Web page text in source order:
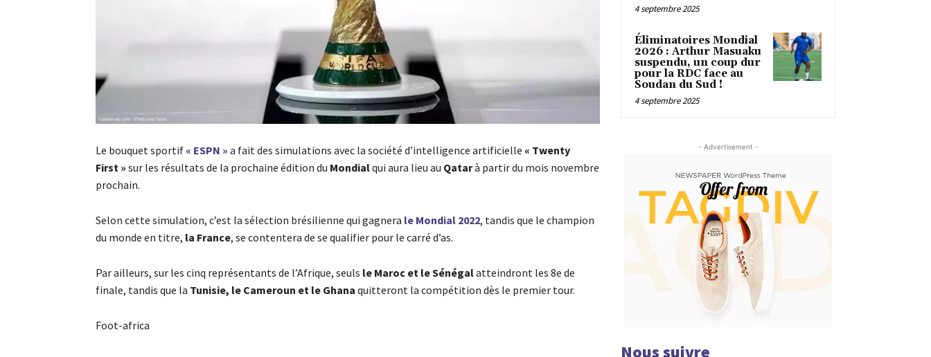
Le bouquet sportif « ESPN » a fait des simulations avec la société d’intelligence artificielle « Twenty
First » sur les résultats de la prochaine édition du Mondialqui aura lieu au Qatarà partir du mois novembre
prochain.
Selon cette simulation, c’est la sélection brésilienne qui gagnera le Mondial 2022, tandis que le champion
du monde en titre, la France, se contentera de se qualifier pour le carré d’as.
Par ailleurs, sur les cinq représentants de l’Afrique, seuls le Maroc et le Sénégalatteindront les 8e de
finale, tandis que la Tunisie, le Cameroun et le Ghana quitteront la compétition dès le premier tour.
Foot-africa
4 septembre 2025
Éliminatoires Mondial
2026 : Arthur Masuaku
suspendu, un coup dur
pour la RDC face au
Soudan du Sud !
4 septembre 2025
- Advertisement -
Nous suivre